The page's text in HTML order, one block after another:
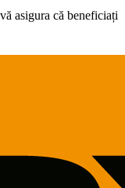
asigura că beneficiați